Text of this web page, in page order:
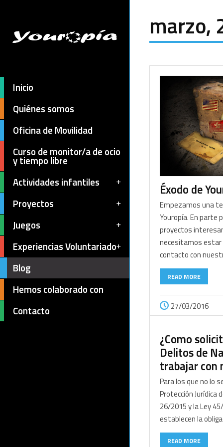
Inicio
Quiénes somos
Oficina de Movilidad
Curso de monitor/a de ocio
y tiempo libre
Actividades infantiles
Proyectos
Juegos
Experiencias Voluntariado
Blog
Hemos colaborado con
Contacto
marzo,
Éxodo de
Empezamos una
Youropía. En parte
proyectos
necesitamos
contacto con
READ MORE
27/03/2016
¿Como
Delitos de
trabajar con
Para los que no lo
Protección Jurídica
26/2015 y la Ley
establecen la
READ MORE